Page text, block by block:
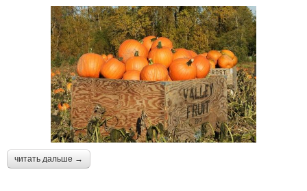
читать дальше →